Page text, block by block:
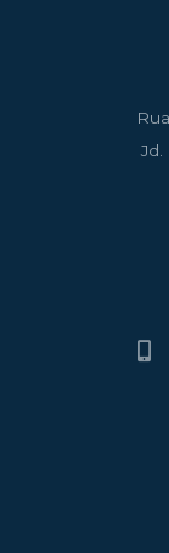
Jd.